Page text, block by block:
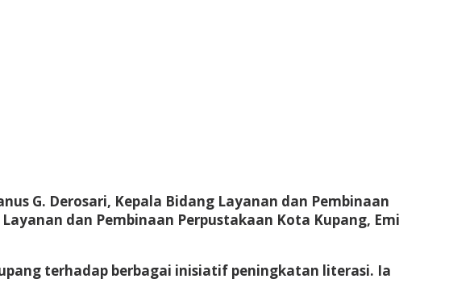
G. Derosari, Kepala Bidang Layanan dan Pembinaan
dan Pembinaan Perpustakaan Kota Kupang, Emi
terhadap berbagai inisiatif peningkatan literasi. Ia